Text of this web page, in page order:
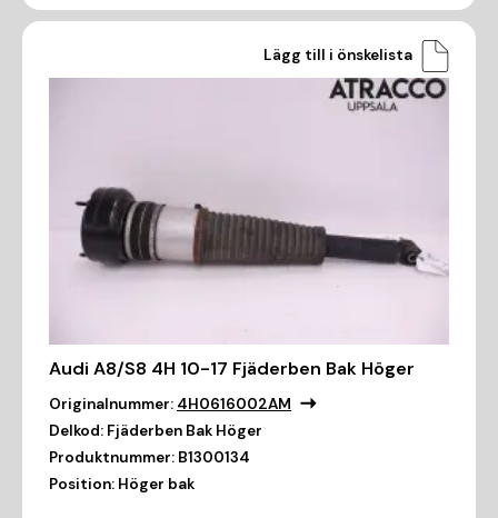
Lägg till i önskelista
Audi A8/S8 4H 10-17 Fjäderben Bak Höger
Originalnummer: 4H0616002AM
Delkod: Fjäderben Bak Höger
Produktnummer: B1300134
Position: Höger bak